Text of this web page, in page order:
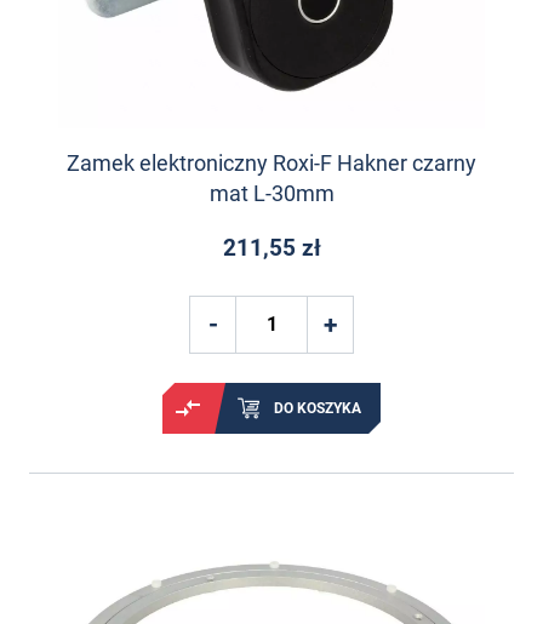
Zamek elektroniczny Roxi-F Hakner czarny
mat L-30mm
211,55 zł
DO KOSZYKA